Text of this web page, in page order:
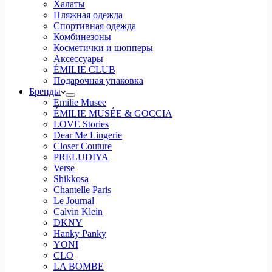
Халаты
Пляжная одежда
Спортивная одежда
Комбинезоны
Косметички и шопперы
Аксессуары
ÉMILIE CLUB
Подарочная упаковка
Бренды
Emilie Musee
ÉMILIE MUSÉE & GOCCIA
LOVE Stories
Dear Me Lingerie
Closer Couture
PRELUDIYA
Verse
Shikkosa
Chantelle Paris
Le Journal
Calvin Klein
DKNY
Hanky Panky
YONI
CLO
LA BOMBE